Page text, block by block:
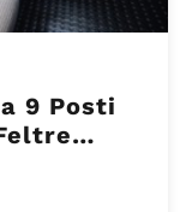
9 Posti